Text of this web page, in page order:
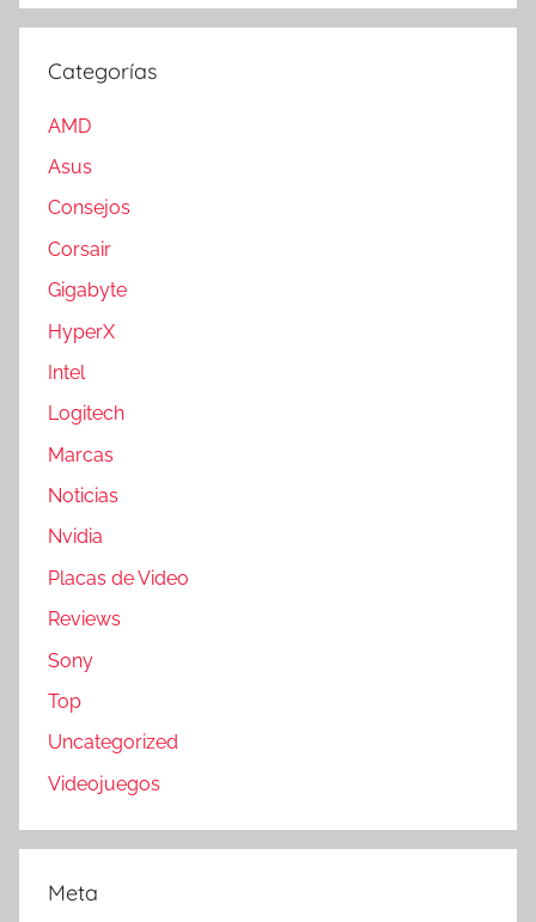
Categorías
AMD
Asus
Consejos
Corsair
Gigabyte
HyperX
Intel
Logitech
Marcas
Noticias
Nvidia
Placas de Video
Reviews
Sony
Top
Uncategorized
Videojuegos
Meta